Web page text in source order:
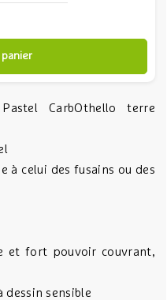
CarbOthello terre
à celui des fusains ou des
et fort pouvoir couvrant,
dessin sensible